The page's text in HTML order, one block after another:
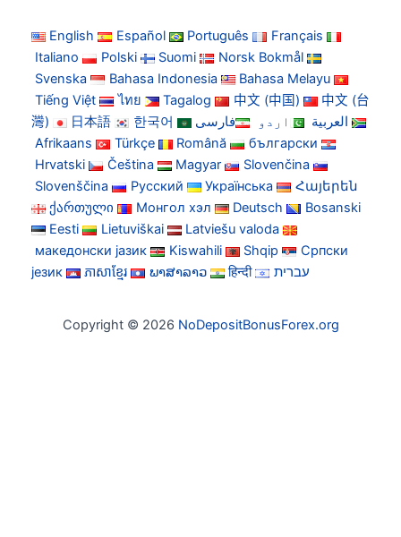
English Español Português
Français
Italiano
Polski Suomi
Norsk Bokmål
Svenska
Bahasa Indonesia
Bahasa Melayu
Tiếng Việt
ไทย Tagalog 中文 (中国)
中文 (台
灣)
日本語 한국어 العربية اردو
فارسی
Afrikaans
Türkçe Română
български
Hrvatski
Čeština Magyar
Slovenčina
Slovenščina
Русский Українська
Հայերեն
ქართული
Монгол хэл Deutsch
Bosanski
Eesti
Lietuviškai
Latviešu valoda
македонски јазик
Kiswahili Shqip
Српски
језик
ភាសាខ្មែរ ພາສາລາວ हिन्दी עברית
Copyright © 2026 NoDepositBonusForex.org